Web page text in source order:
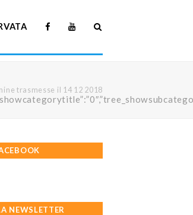
trasmesse il 14 12 2018
NEWSLETTER